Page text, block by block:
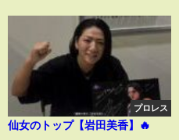
プロレス
仙女のトップ【岩田美香】🔥